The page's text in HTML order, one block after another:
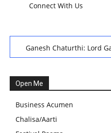
Connect With Us
Ganesh Chaturthi: Lord
Festival: A Celebration of
स्वामी अवधेशानंद जी गिरि के
और असंतुलित रहते हैं?
आज का जीवन मंत्र:महिलाएं पुरुषों से
Open Me
Business Acumen
Chalisa/Aarti